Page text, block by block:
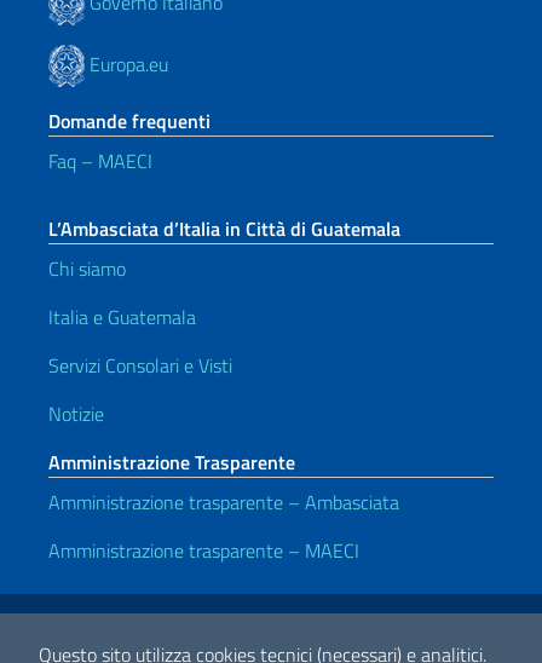
Questo sito utilizza cookies tecnici (necessari) e analitici.
Europa.eu
Domande frequenti
Faq – MAECI
L’Ambasciata d’Italia in Città di Guatemala
Chi siamo
Italia e Guatemala
Servizi Consolari e Visti
Notizie
Amministrazione Trasparente
Amministrazione trasparente – Ambasciata
Amministrazione trasparente – MAECI
Link Utili